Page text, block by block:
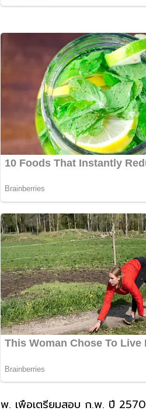
. เพื่อเตรียมสอบ ก.พ. ปี 2570